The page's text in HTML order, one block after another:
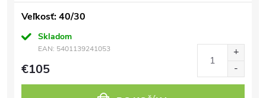
Veľkosť: 40/30
Skladom
EAN: 5401139241053
€105